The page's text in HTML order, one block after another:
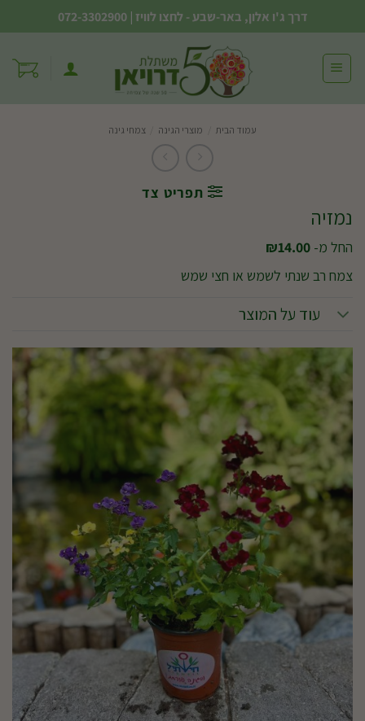
to
content
דרך ג'ו אלון, באר-שבע - לחצו לוויז |
072-3302900
עמוד הבית מוצרי הגינה צמחי גינה
תפריט צד
נמזיה
החל מ- ₪14.00
צמח רב שנתי לשמש או חצי שמש
עוד על המוצר